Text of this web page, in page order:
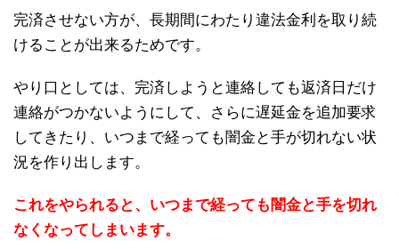
完済させない方が、長期間にわたり違法金利を取り続
けることが出来るためです。
やり口としては、完済しようと連絡しても返済日だけ
連絡がつかないようにして、さらに遅延金を追加要求
してきたり、いつまで経っても闇金と手が切れない状
況を作り出します。
これをやられると、いつまで経っても闇金と手を切れ
なくなってしまいます。